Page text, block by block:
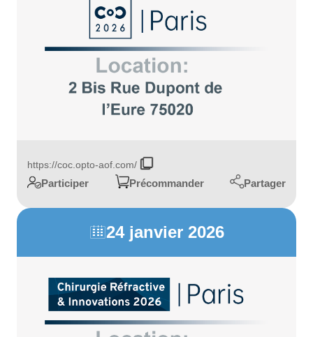
https://coc.opto-aof.com/
Participer Précommander Partager
 24 janvier 2026